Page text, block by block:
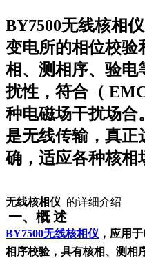
BY7500无线核相仪
变电所的相位校验
相、测相序
扰性，符合（
种电磁场干扰场合
是无线传输，真
确，适应各种核相场
无线核相仪 的详细介绍
一、概 述
BY7500无线核相仪 ，
相序校验，具有核相、